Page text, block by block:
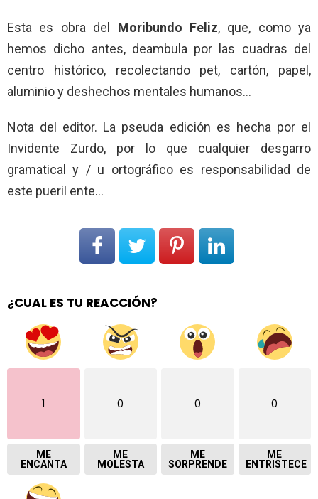
Esta es obra del Moribundo Feliz, que, como ya
hemos dicho antes, deambula por las cuadras del
centro histórico, recolectando pet, cartón, papel,
aluminio y deshechos mentales humanos…
Nota del editor. La pseuda edición es hecha por el
Invidente Zurdo, por lo que cualquier desgarro
gramatical y / u ortográfico es responsabilidad de
este pueril ente…
¿CUAL ES TU REACCIÓN?
1
ME
ENCANTA
0
ME
MOLESTA
0
ME
SORPRENDE
0
ME
ENTRISTECE